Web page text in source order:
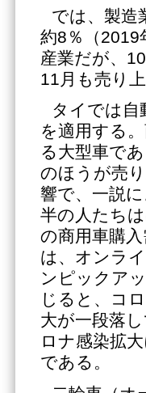
では、製造
約8％（2019
産業だが、
11月も売り
タイでは自
を適用する
る大型車で
のほうが売
響で、一説
半の人たち
の商用車購
は、オンラ
ンピックア
じると、コ
大が一段落
ロナ感染拡
である。